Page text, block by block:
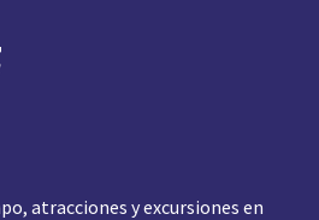
atracciones y excursiones en